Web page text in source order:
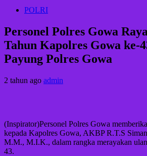
POLRI
Personel Polres Gowa
Tahun Kapolres Gowa ke-
Payung Polres Gowa
2 tahun ago admin
(Inspirator)Personel Polres Gowa
kepada Kapolres Gowa, AKBP R.T.S
M.M., M.I.K., dalam rangka merayakan
43.